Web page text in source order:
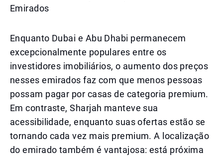
Emirados
Enquanto Dubai e Abu Dhabi permanecem
excepcionalmente populares entre os
investidores imobiliários, o aumento dos preços
nesses emirados faz com que menos pessoas
possam pagar por casas de categoria premium.
Em contraste, Sharjah manteve sua
acessibilidade, enquanto suas ofertas estão se
tornando cada vez mais premium. A localização
do emirado também é vantajosa: está próxima